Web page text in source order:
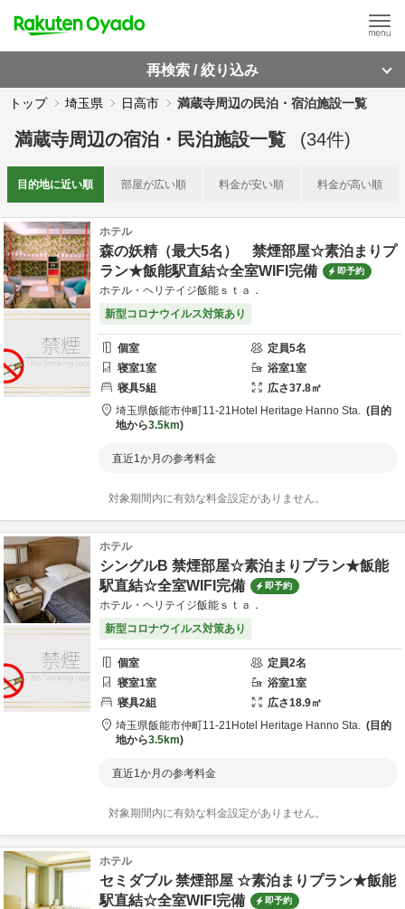
再検索 / 絞り込み
トップ 埼玉県 日高市 満蔵寺周辺の民泊・宿泊施設一覧
満蔵寺周辺の宿泊・民泊施設一覧 (34件)
目的地に近い順 部屋が広い順 料金が安い順 料金が高い順
ホテル
森の妖精（最大5名） 禁煙部屋☆素泊まりプ
ラン★飯能駅直結☆全室WIFI完備
即予約
ホテル・ヘリテイジ飯能ｓｔａ．
新型コロナウイルス対策あり
個室 定員5名
寝室1室 浴室1室
寝具5組 広さ37.8㎡
埼玉県飯能市仲町11-21 Hotel Heritage Hanno Sta.
目的
地から3.5km
直近1か月の参考料金
対象期間内に有効な料金設定がありません。
ホテル
シングルB 禁煙部屋☆素泊まりプラン★飯能
駅直結☆全室WIFI完備
即予約
ホテル・ヘリテイジ飯能ｓｔａ．
新型コロナウイルス対策あり
個室 定員2名
寝室1室 浴室1室
寝具2組 広さ18.9㎡
埼玉県飯能市仲町11-21 Hotel Heritage Hanno Sta.
目的
地から3.5km
直近1か月の参考料金
対象期間内に有効な料金設定がありません。
ホテル
セミダブル 禁煙部屋 ☆素泊まりプラン★飯能
駅直結☆全室WIFI完備
即予約